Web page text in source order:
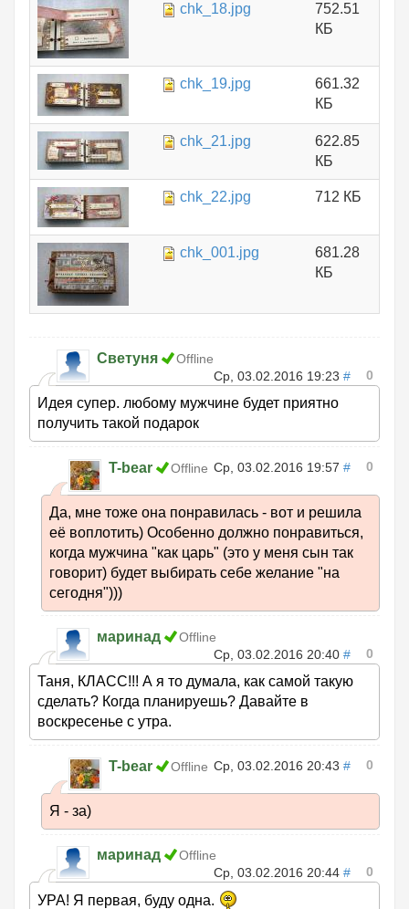
chk_18.jpg
752.51
КБ
chk_19.jpg
661.32
КБ
chk_21.jpg
622.85
КБ
chk_22.jpg 712 КБ
chk_001.jpg
681.28
КБ
Светуня
Offline
Ср, 03.02.2016 19:23 # 0
Идея супер. любому мужчине будет приятно
получить такой подарок
T-bear Offline Ср, 03.02.2016 19:57 # 0
Да, мне тоже она понравилась - вот и решила
её воплотить) Особенно должно понравиться,
когда мужчина "как царь" (это у меня сын так
говорит) будет выбирать себе желание "на
сегодня")))
маринад
Offline
Ср, 03.02.2016 20:40 # 0
Таня, КЛАСС!!! А я то думала, как самой такую
сделать? Когда планируешь? Давайте в
воскресенье с утра.
T-bear Offline Ср, 03.02.2016 20:43 # 0
Я - за)
маринад
Offline
Ср, 03.02.2016 20:44 # 0
УРА! Я первая, буду одна.